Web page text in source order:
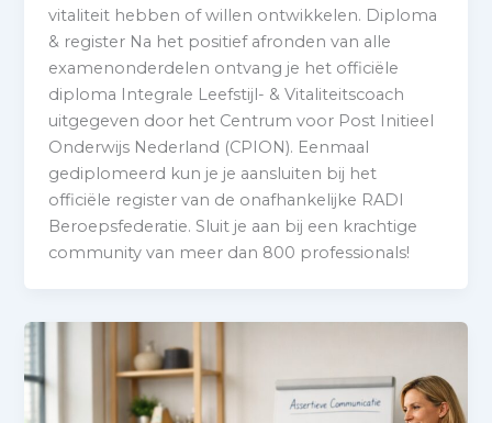
vitaliteit hebben of willen ontwikkelen. Diploma
& register Na het positief afronden van alle
examenonderdelen ontvang je het officiële
diploma Integrale Leefstijl- & Vitaliteitscoach
uitgegeven door het Centrum voor Post Initieel
Onderwijs Nederland (CPION). Eenmaal
gediplomeerd kun je je aansluiten bij het
officiële register van de onafhankelijke RADI
Beroepsfederatie. Sluit je aan bij een krachtige
community van meer dan 800 professionals!